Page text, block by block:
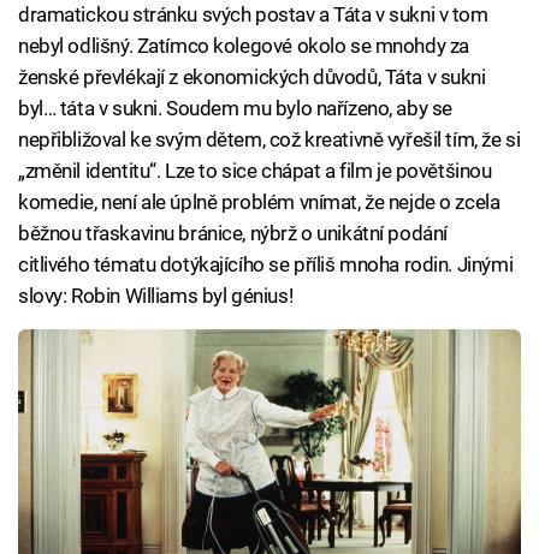
dramatickou stránku svých postav a Táta v sukni v tom
nebyl odlišný. Zatímco kolegové okolo se mnohdy za
ženské převlékají z ekonomických důvodů, Táta v sukni
byl… táta v sukni. Soudem mu bylo nařízeno, aby se
nepřibližoval ke svým dětem, což kreativně vyřešil tím, že si
„změnil identitu“. Lze to sice chápat a film je povětšinou
komedie, není ale úplně problém vnímat, že nejde o zcela
běžnou třaskavinu bránice, nýbrž o unikátní podání
citlivého tématu dotýkajícího se příliš mnoha rodin. Jinými
slovy: Robin Williams byl génius!